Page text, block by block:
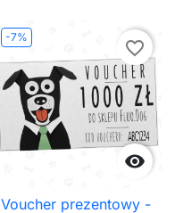
-7%

favorite_border
Voucher prezentowy -